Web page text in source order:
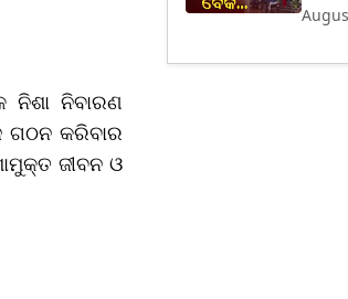
ନିଶା ନିବାରଣ
ଗଠନ କରିବାର
ଜୀବନ ଓ